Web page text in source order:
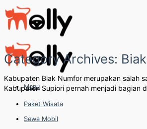
Skip
to
content
Menu
Paket Wisata
Sewa Mobil
Category Archives:
Kabupaten Biak Numfor merupakan salah
Kabupaten Supiori pernah menjadi bagian